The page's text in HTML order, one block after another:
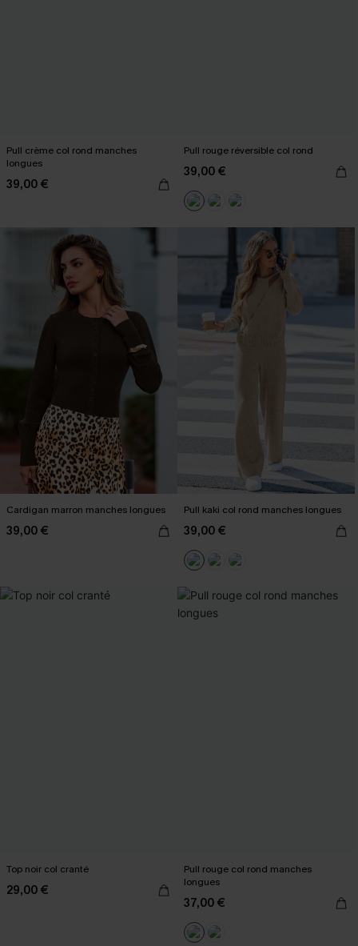
Pull crème col rond manches
longues
39,00 €
Pull rouge réversible col rond
39,00 €
Cardigan marron manches longues
39,00 €
Pull kaki col rond manches longues
39,00 €
Top noir col cranté
29,00 €
Pull rouge col rond manches
longues
37,00 €